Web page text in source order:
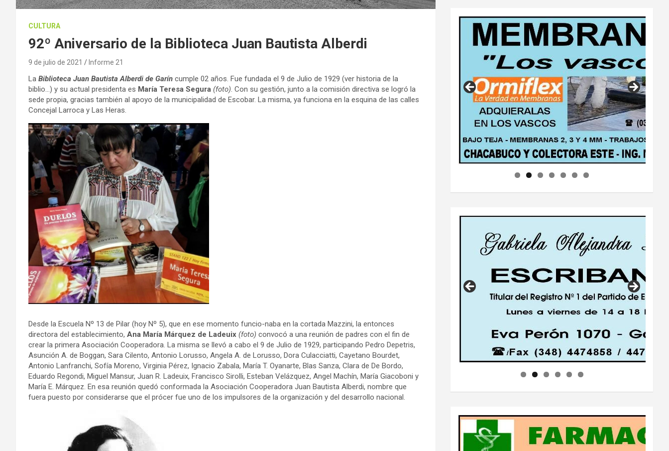
CULTURA
92º Aniversario de la Biblioteca Juan Bautista Alberdi
9 de julio de 2021 Informe 21
La Biblioteca Juan Bautista Alberdi de Garín cumple 02 años. Fue fundada el 9 de Julio de 1929 (ver historia de la
biblio…) y su actual presidenta es María Teresa Segura (foto) . Con su gestión, junto a la comisión directiva se logró la
sede propia, gracias también al apoyo de la municipalidad de Escobar. La misma, ya funciona en la esquina de las calles
Concejal Larroca y Las Heras.
Desde la Escuela Nº 13 de Pilar (hoy Nº 5), que en ese momento funcio-naba en la cortada Mazzini, la entonces
directora del establecimiento, Ana María Márquez de Ladeuix (foto) convocó a una reunión de padres con el fin de
crear la primera Asociación Cooperadora. La misma se llevó a cabo el 9 de Julio de 1929, participando Pedro Depetris,
Asunción A. de Boggan, Sara Cilento, Antonio Lorusso, Angela A. de Lorusso, Dora Culacciatti, Cayetano Bourdet,
Antonio Lanfranchi, Sofía Moreno, Virginia Pérez, Ignacio Zabala, María T. Oyanarte, Blas Sanza, Clara de De Bordo,
Eduardo Regondi, Miguel Mansur, Juan R. Ladeuix, Francisco Sirolli, Esteban Velázquez, Angel Machín, María Giacoboni y
María E. Márquez. En esa reunión quedó conformada la Asociación Cooperadora Juan Bautista Alberdi, nombre que
fuera puesto por considerarse que el prócer fue uno de los impulsores de la organización y del desarrollo nacional.